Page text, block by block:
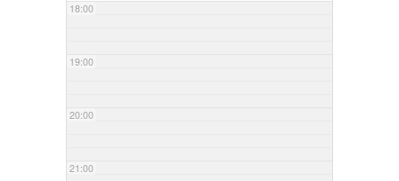
18:00
19:00
20:00
21:00